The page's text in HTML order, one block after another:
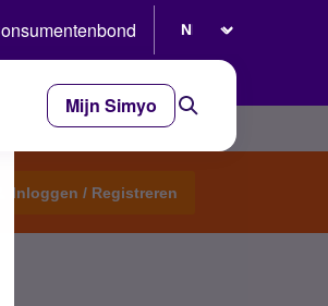
Mijn Simyo
Inloggen / Registreren